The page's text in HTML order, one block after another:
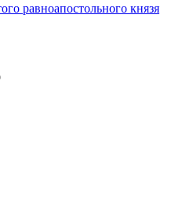
равноапостольного князя